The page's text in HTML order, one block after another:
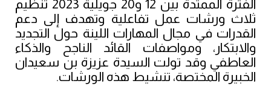
الخبيرة المختصة، تنشيط هذه الورشات.